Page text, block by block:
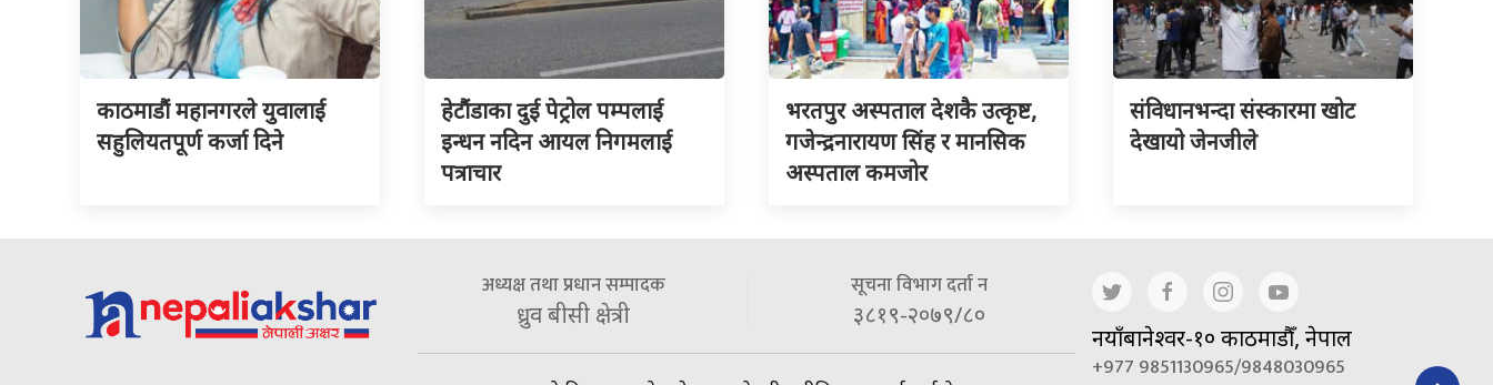
काठमाडौं महानगरले युवालाई
सहुलियतपूर्ण कर्जा दिने
हेटौंडाका दुई पेट्रोल पम्पलाई
इन्धन नदिन आयल निगमलाई
पत्राचार
भरतपुर अस्पताल देशकै उत्कृष्ट,
गजेन्द्रनारायण सिंह र मानसिक
अस्पताल कमजोर
संविधानभन्दा संस्कारमा खोट
देखायो जेनजीले
अध्यक्ष तथा प्रधान सम्पादक
ध्रुव बीसी क्षेत्री
सूचना विभाग दर्ता न
३८१९-२०७९/८०
नयाँबानेश्वर-१० काठमाडौँ, नेपाल
+977 9851130965/9848030965